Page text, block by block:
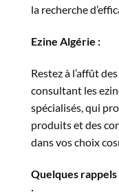
la recherche
Ezine Algérie :
Restez à l’affût
consultant les
spécialisés, qui
produits et des
dans vos choix
Quelques